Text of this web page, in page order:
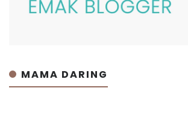
MAMA DARING